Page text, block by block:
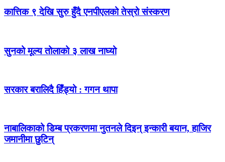
कात्तिक ९ देखि सुरु हुँदै एनपीएलको तेस्रो संस्करण
सुनको मूल्य तोलाको ३ लाख नाघ्यो
सरकार बरालिदै हिँड्यो : गगन थापा
नाबालिकाको डिम्ब प्रकरणमा नुतनले दिइन् इन्कारी बयान, हाजिर
जमानीमा छुटिन्